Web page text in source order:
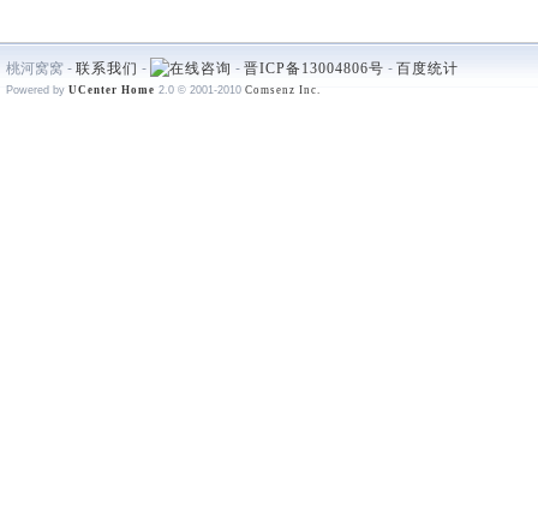
桃河窝窝 - 联系我们 - - 晋ICP备13004806号 - 百度统计
Powered by UCenter Home 2.0 © 2001-2010 Comsenz Inc.